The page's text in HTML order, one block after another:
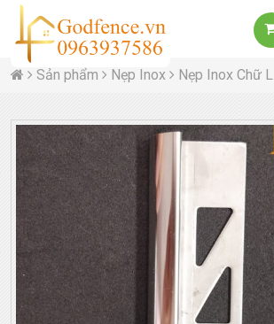
Sản phẩm Nẹp Inox Nẹp Inox Chữ L